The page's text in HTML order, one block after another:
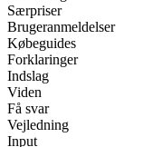
Særpriser
Brugeranmeldelser
Købeguides
Forklaringer
Indslag
Viden
Få svar
Vejledning
Input